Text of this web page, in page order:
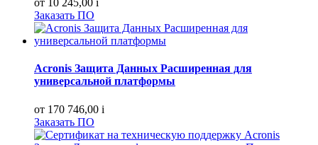
от 10 245,00 i
Заказать ПО
Acronis Защита Данных Расширенная для
универсальной платформы
от 170 746,00 i
Заказать ПО